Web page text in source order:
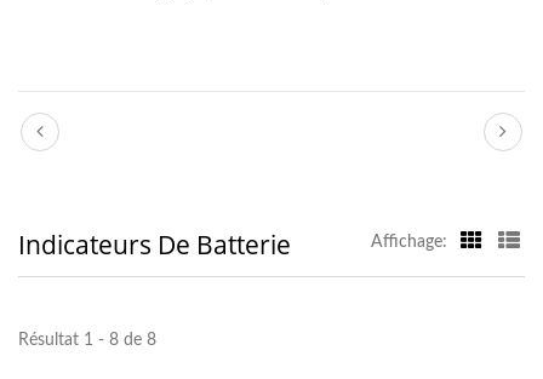
Indicateurs De Batterie Affichage:
Résultat 1 - 8 de 8